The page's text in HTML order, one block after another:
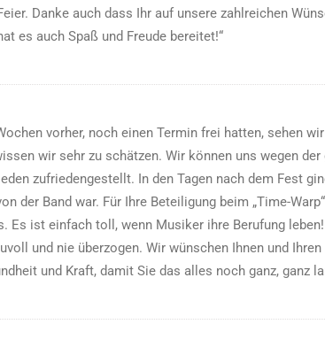
Danke auch dass Ihr auf unsere zahlreichen
es auch Spaß und Freude bereitet!“
vorher, noch einen Termin frei hatten, sehen
wir sehr zu schätzen. Wir können uns wegen
zufriedengestellt. In den Tagen nach dem Fest
der Band war. Für Ihre Beteiligung beim „Time-
Es ist einfach toll, wenn Musiker ihre Berufung
und nie überzogen. Wir wünschen Ihnen und
und Kraft, damit Sie das alles noch ganz, ganz